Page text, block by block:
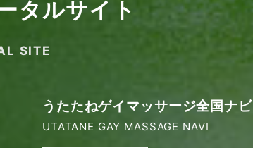
タルサイト
SITE
うたたねゲイマッサージ全国ナビ
UTATANE GAY MASSAGE NAVI